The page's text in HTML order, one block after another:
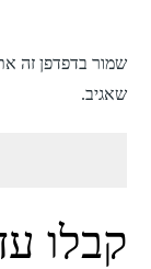
שמור בדפדפן זה
שאגיב.
קבלו